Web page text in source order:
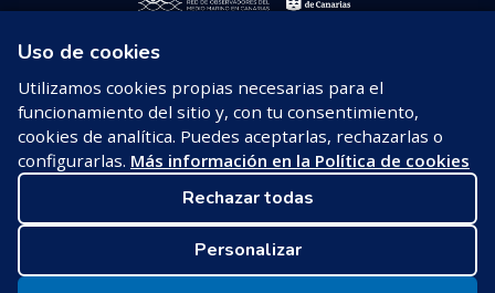
© 2026 REDPROMAR
Aviso legal
Política de privacidad
Política de cookies
Configurar cookies
Uso de cookies
Utilizamos cookies propias necesarias para el
funcionamiento del sitio y, con tu consentimiento,
cookies de analítica. Puedes aceptarlas, rechazarlas o
configurarlas. Más información en la Política de cookies
Rechazar todas
Personalizar